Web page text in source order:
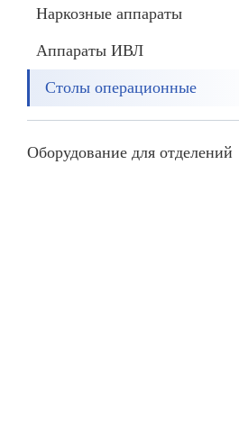
Наркозные аппараты
Аппараты ИВЛ
Столы операционные
Оборудование для отделений